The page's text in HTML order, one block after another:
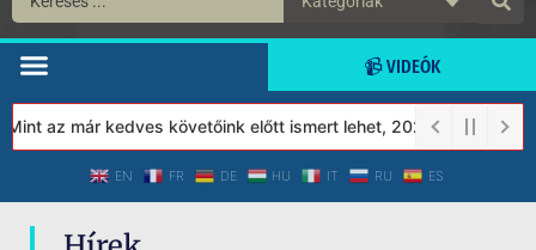
📹 VIDEÓK
az már kedves követőink előtt ismert lehet, 2023-tól a
EN FR DE HU IT RU ES